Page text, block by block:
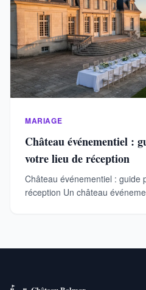
MARIAGE
Château événementiel :
votre lieu de réception
Château événementiel : guide
réception Un château